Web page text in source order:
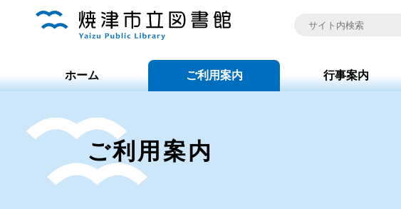
ホーム ご利用案内 行事案内
ご利用案内